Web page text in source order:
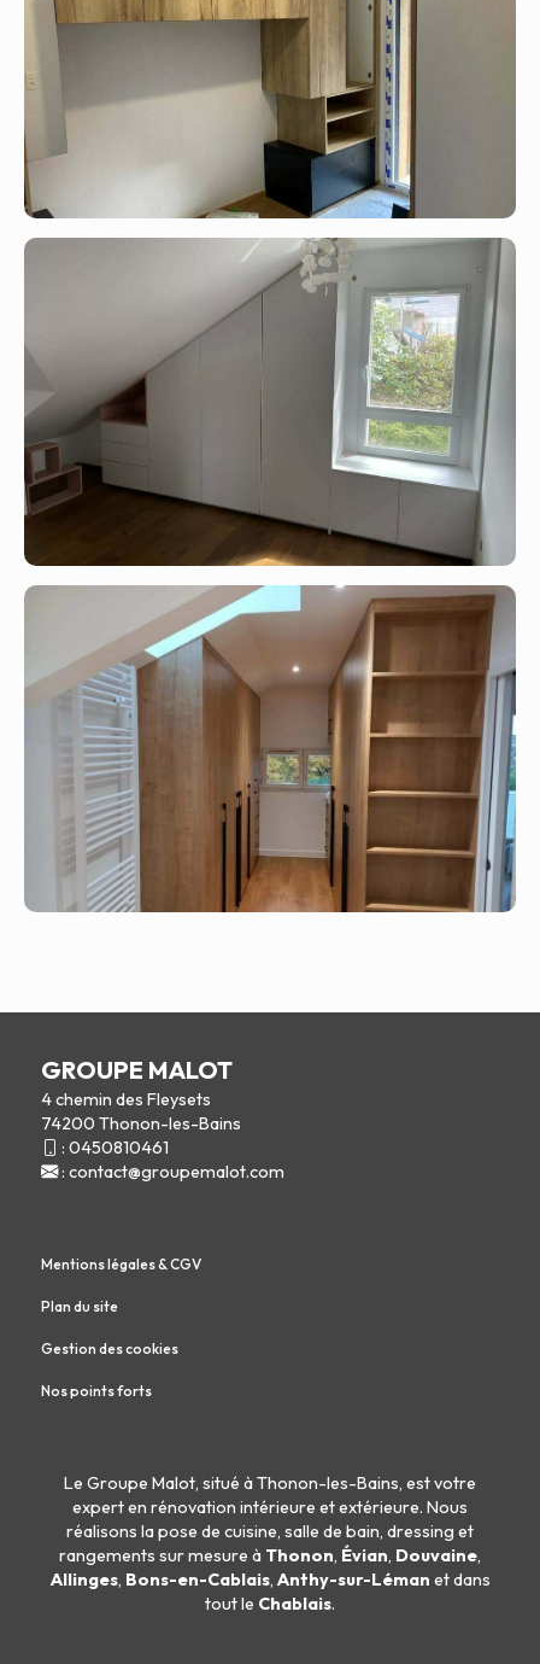
GROUPE MALOT
4 chemin des Fleysets
74200 Thonon-les-Bains
: 0450810461
: contact@groupemalot.com
Mentions légales & CGV
Plan du site
Gestion des cookies
Nos points forts
Le Groupe Malot, situé à Thonon-les-Bains, est votre
expert en rénovation intérieure etextérieure. Nous
réalisons lapose de cuisine, salle de bain, dressing et
rangements sur mesure à Thonon, Évian, Douvaine,
Allinges, Bons-en-Cablais, Anthy-sur-Léman et dans
tout le Chablais.